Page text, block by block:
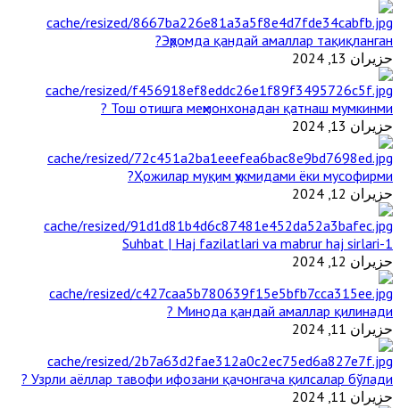
Эҳромда қандай амаллар тақиқланган?
حزيران 13, 2024
Тош отишга меҳмонхонадан қатнаш мумкинми ?
حزيران 13, 2024
Ҳожилар муқим ҳукмидами ёки мусофирми?
حزيران 12, 2024
1-Suhbat | Haj fazilatlari va mabrur haj sirlari
حزيران 12, 2024
Минода қандай амаллар қилинади ?
حزيران 11, 2024
Узрли аёллар тавофи ифозани қачонгача қилсалар бўлади ?
حزيران 11, 2024